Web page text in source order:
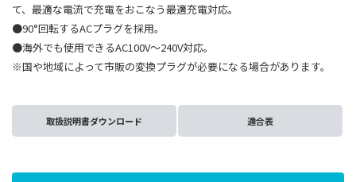
て、最適な電流で充電をおこなう最適充電対応。
●90°回転するACプラグを採用。
●海外でも使用できるAC100V～240V対応。
※国や地域によって市販の変換プラグが必要になる場合があります。
取扱説明書ダウンロード 適合表